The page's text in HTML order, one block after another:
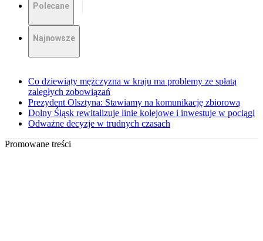
Polecane
Najnowsze
Co dziewiąty mężczyzna w kraju ma problemy ze spłatą
zaległych zobowiązań
Prezydent Olsztyna: Stawiamy na komunikację zbiorową
Dolny Śląsk rewitalizuje linie kolejowe i inwestuje w pociągi
Odważne decyzje w trudnych czasach
Promowane treści